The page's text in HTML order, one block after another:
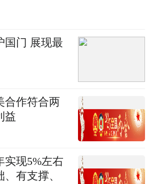
国门 展现最
合作符合两
益
实现5%左右
有支撑、